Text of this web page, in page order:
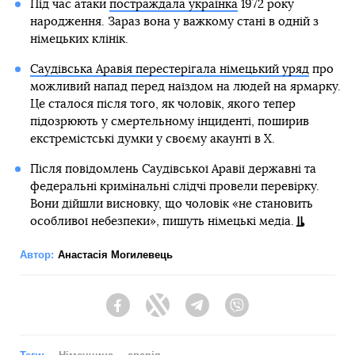
Під час атаки постраждала українка1972 року
народження. Зараз вона у важкому стані в одній з
німецьких клінік.
Саудівська Аравія перестерігала німецький урядпро
можливий напад перед наїздом на людей на ярмарку.
Це сталося після того, як чоловік, якого тепер
підозрюють у смертельному інциденті, поширив
екстремістські думки у своєму акаунті в X.
Після повідомлень Саудівської Аравії державні та
федеральні кримінальні слідчі провели перевірку.
Вони дійшли висновку, що чоловік «не становить
особливої ​​небезпеки», пишуть німецькі медіа.
Автор: Анастасія Могилевець
FacebookTwitter Telegram